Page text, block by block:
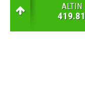
ALTIN
419.81